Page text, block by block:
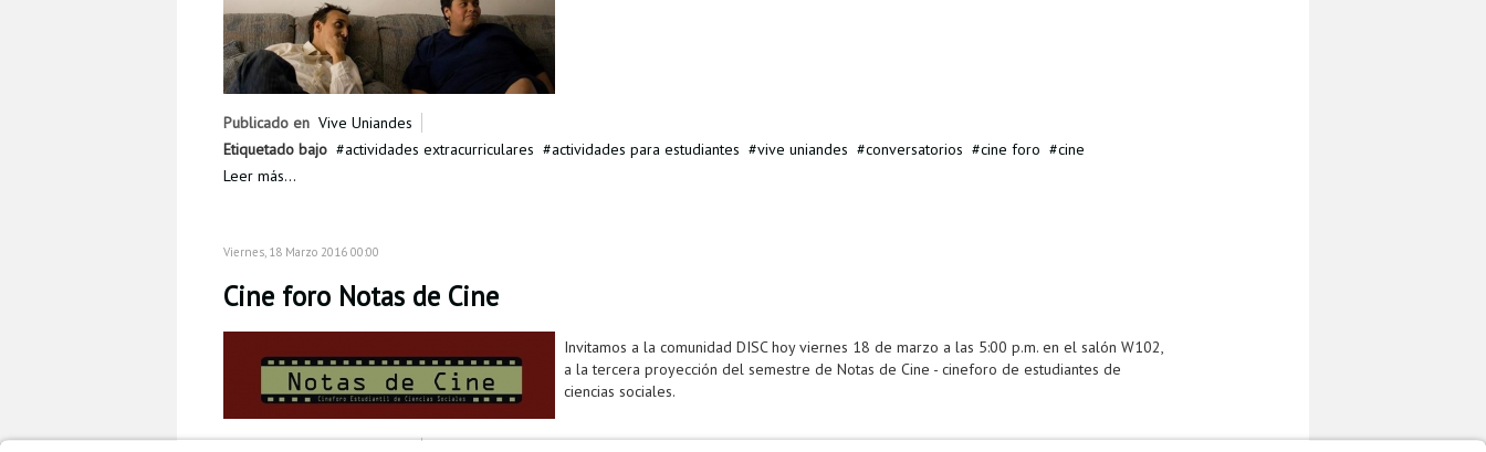
Publicado en Vive Uniandes
Etiquetado bajo
actividades extracurriculares actividades para estudiantes vive uniandes conversatorios cine foro
cine
Leer más...
Viernes, 18 Marzo 2016 00:00
Cine foro Notas de Cine
Invitamos a la comunidad DISC hoy viernes 18 de marzo a las 5:00 p.m. en el salón W102,
a la tercera proyección del semestre de Notas de Cine - cineforo de estudiantes de
ciencias sociales.